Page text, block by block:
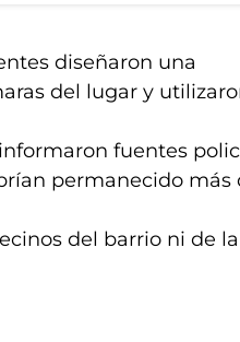
diseñaron una
del lugar y
fuentes
permanecido más
del barrio ni de